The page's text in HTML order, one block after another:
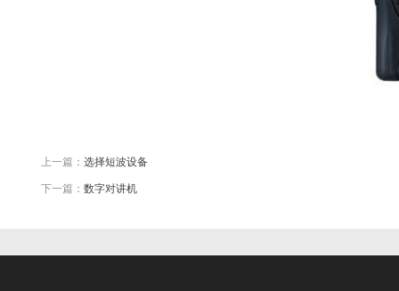
上一篇： 选择短波设备
下一篇： 数字对讲机